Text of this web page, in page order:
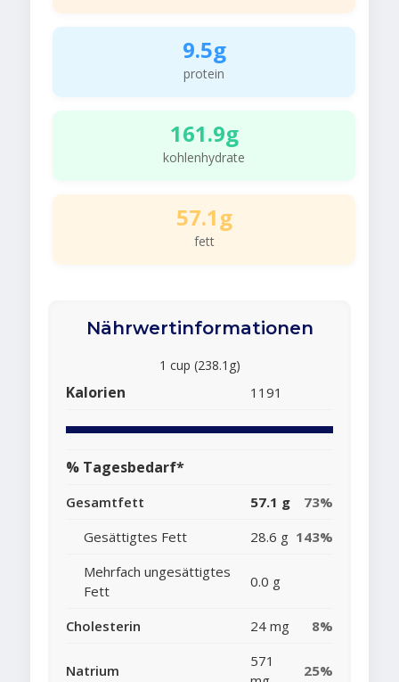
9.5g
protein
161.9g
kohlenhydrate
57.1g
fett
Nährwertinformationen
1 cup (238.1g)
Kalorien 1191
% Tagesbedarf*
Gesamtfett 57.1 g
73%
Gesättigtes Fett
28.6 g 143%
Mehrfach ungesättigtes
Fett
0.0 g
Cholesterin 24 mg 8%
Natrium
571
25%